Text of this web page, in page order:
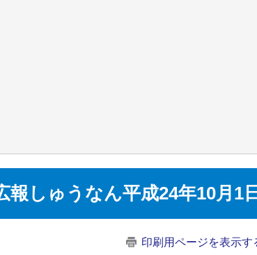
報しゅうなん平成24年10月1
印刷用ページを表示す